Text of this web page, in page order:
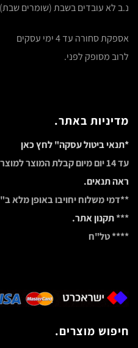
נ.ב לא עובדים בשבת (שומרים
אספקת סחורה עד 4 ימי עסקים
לרוב מסופק לפני.
מדיניות באתר.
*תנאי ביטול עסקה" לחץ כאן
עד 14 יום מיום קבלת המוצר למוצר שלא נפתח מאריזתו המקורית
ראה תנאים.
**דמי משלוח יחויבו באופן מלא
***תקנון אתר.
**** טל"ח
חיפוש מוצרים.